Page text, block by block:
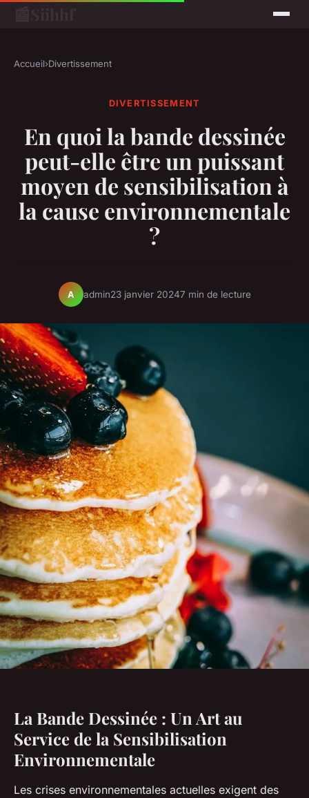
Accueil›Divertissement
DIVERTISSEMENT
En quoi la bande dessinée
peut-elle être un puissant
moyen de sensibilisation à
la cause environnementale
?
A admin23 janvier 20247 min de lecture
La Bande Dessinée : Un Art au
Service de la Sensibilisation
Environnementale
Les crises environnementales actuelles exigent des